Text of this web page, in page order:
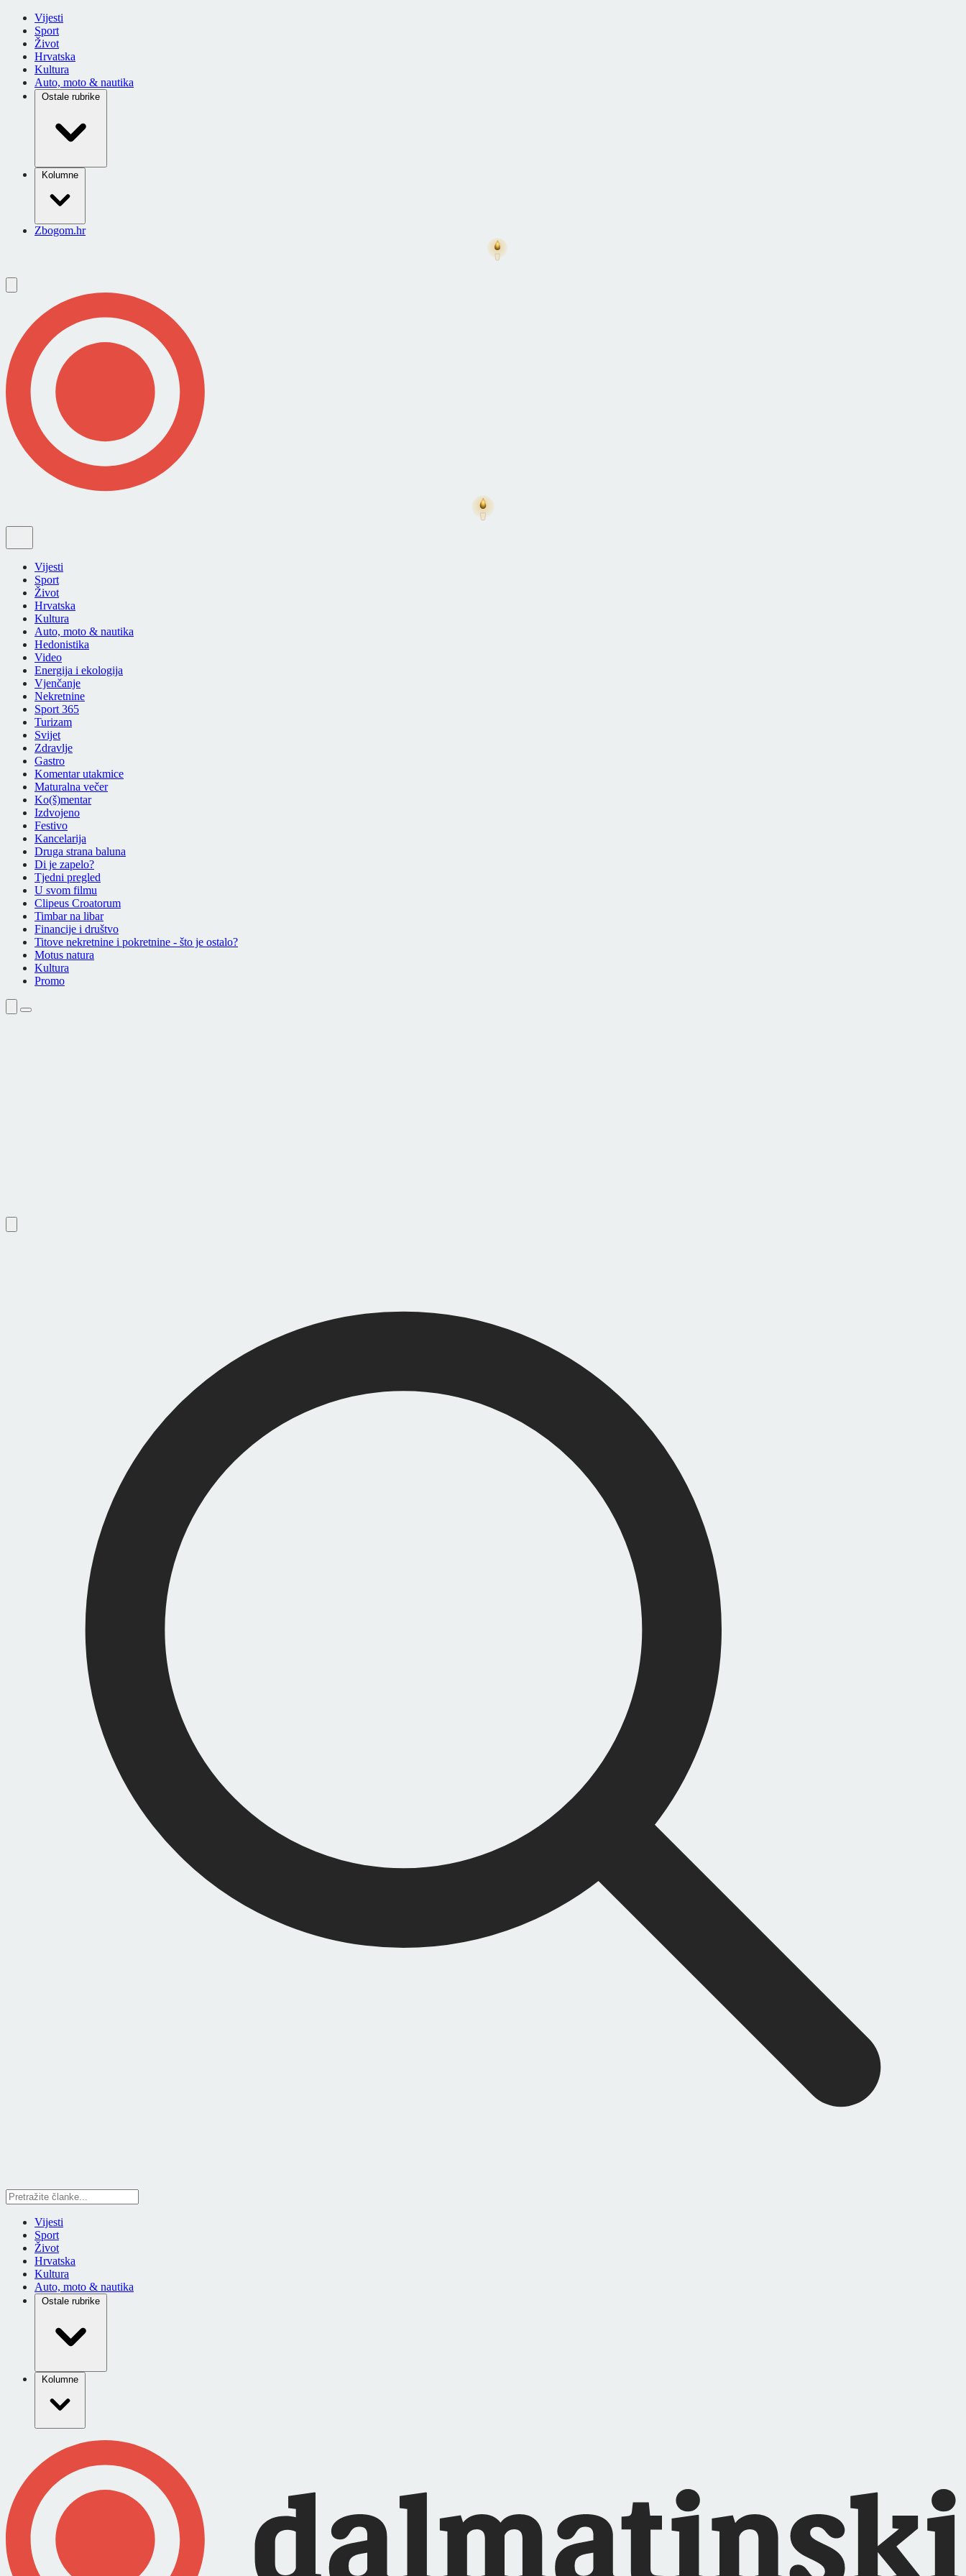
Vijesti
Sport
Život
Hrvatska
Kultura
Auto, moto & nautika
Ostale rubrike
Kolumne
Zbogom.hr
Vijesti
Sport
Život
Hrvatska
Kultura
Auto, moto & nautika
Hedonistika
Video
Energija i ekologija
Vjenčanje
Nekretnine
Sport 365
Turizam
Svijet
Zdravlje
Gastro
Komentar utakmice
Maturalna večer
Ko(š)mentar
Izdvojeno
Festivo
Kancelarija
Druga strana baluna
Di je zapelo?
Tjedni pregled
U svom filmu
Clipeus Croatorum
Timbar na libar
Financije i društvo
Titove nekretnine i pokretnine - što je ostalo?
Motus natura
Kultura
Promo
Vijesti
Sport
Život
Hrvatska
Kultura
Auto, moto & nautika
Ostale rubrike
Kolumne